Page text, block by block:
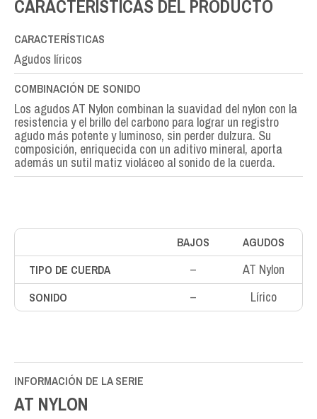
CARACTERÍSTICAS DEL PRODUCTO
CARACTERÍSTICAS
Agudos líricos
COMBINACIÓN DE SONIDO
Los agudos AT Nylon combinan la suavidad del nylon con la
resistencia y el brillo del carbono para lograr un registro
agudo más potente y luminoso, sin perder dulzura. Su
composición, enriquecida con un aditivo mineral, aporta
además un sutil matiz violáceo al sonido de la cuerda.
BAJOS
AGUDOS
TIPO DE CUERDA
– AT Nylon
SONIDO – Lírico
INFORMACIÓN DE LA SERIE
AT NYLON